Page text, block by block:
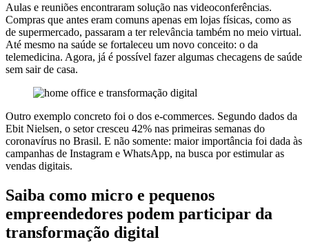
Aulas e reuniões encontraram solução nas videoconferências.
Compras que antes eram comuns apenas em lojas físicas, como as
de supermercado, passaram a ter relevância também no meio virtual.
Até mesmo na saúde se fortaleceu um novo conceito: o da
telemedicina. Agora, já é possível fazer algumas checagens de saúde
sem sair de casa.
Outro exemplo concreto foi o dos e-commerces. Segundo dados da
Ebit Nielsen, o setor cresceu 42% nas primeiras semanas do
coronavírus no Brasil. E não somente: maior importância foi dada às
campanhas de Instagram e WhatsApp, na busca por estimular as
vendas digitais.
Saiba como micro e pequenos
empreendedores podem participar da
transformação digital